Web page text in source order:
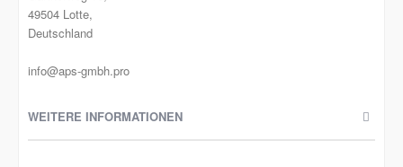
49504 Lotte,
Deutschland
info@aps-gmbh.pro
WEITERE INFORMATIONEN